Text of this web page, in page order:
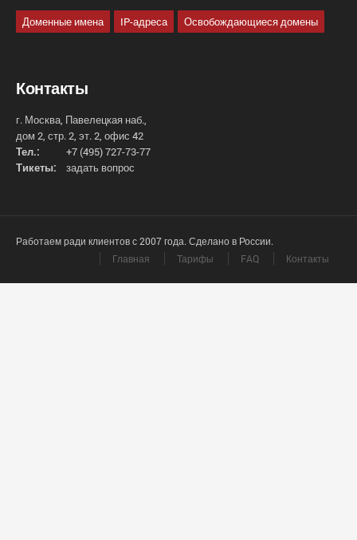
Доменные имена IP-адреса Освобождающиеся домены
Контакты
г. Москва, Павелецкая наб.,
дом 2, стр. 2, эт. 2, офис 42
Тел.:
+7 (495) 727-73-77
Тикеты:
задать вопрос
Работаем ради клиентов с 2007 года. Сделано в России.
Главная
Тарифы FAQ Контакты